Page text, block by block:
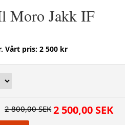
Moro Jakk IF
Vårt pris: 2 500 kr
2 800,00 SEK 2 500,00 SEK